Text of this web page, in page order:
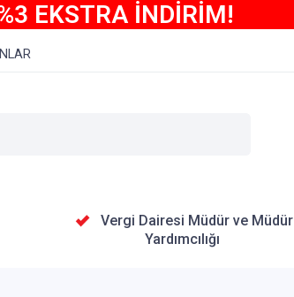
EKSTRA İNDİRİM!
Vergi Dairesi Müdür ve Müdür
Yardımcılığı